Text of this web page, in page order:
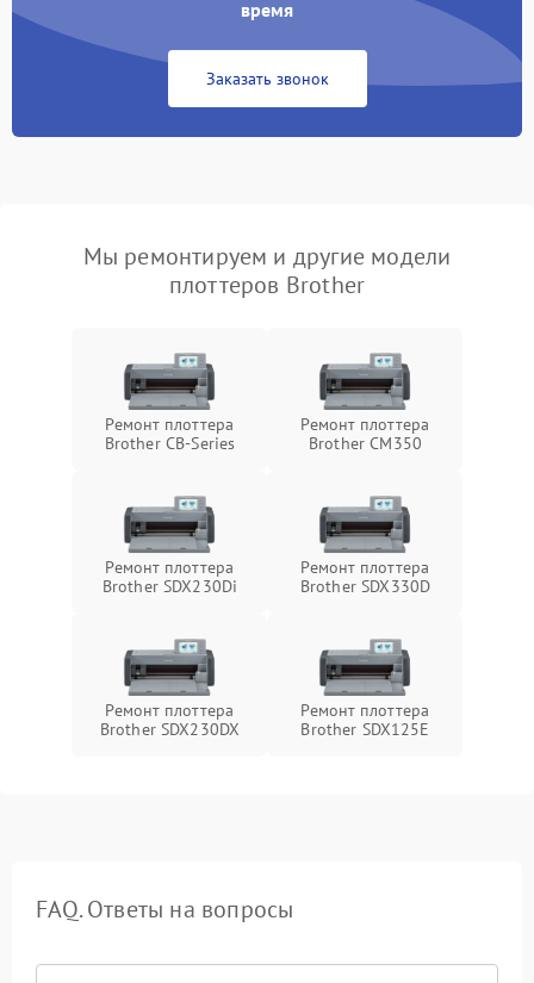
время
Заказать звонок
Мы ремонтируем и другие модели
плоттеров Brother
Ремонт плоттера
Brother CB-Series
Ремонт плоттера
Brother CM350
Ремонт плоттера
Brother SDX230Di
Ремонт плоттера
Brother SDX330D
Ремонт плоттера
Brother SDX230DX
Ремонт плоттера
Brother SDX125E
FAQ. Ответы на вопросы